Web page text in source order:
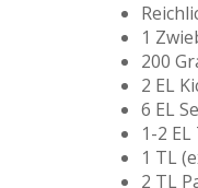
1
200
2 EL
6 EL
1-2
1 TL
2 TL